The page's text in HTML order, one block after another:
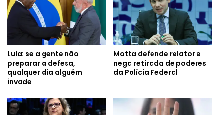
Lula: se a gente não
preparar a defesa,
qualquer dia alguém
invade
Motta defende relator e
nega retirada de poderes
da Polícia Federal